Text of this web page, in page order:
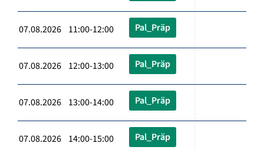
07.08.2026 11:00-12:00 Pal_Präp
07.08.2026 12:00-13:00 Pal_Präp
07.08.2026 13:00-14:00 Pal_Präp
07.08.2026 14:00-15:00 Pal_Präp